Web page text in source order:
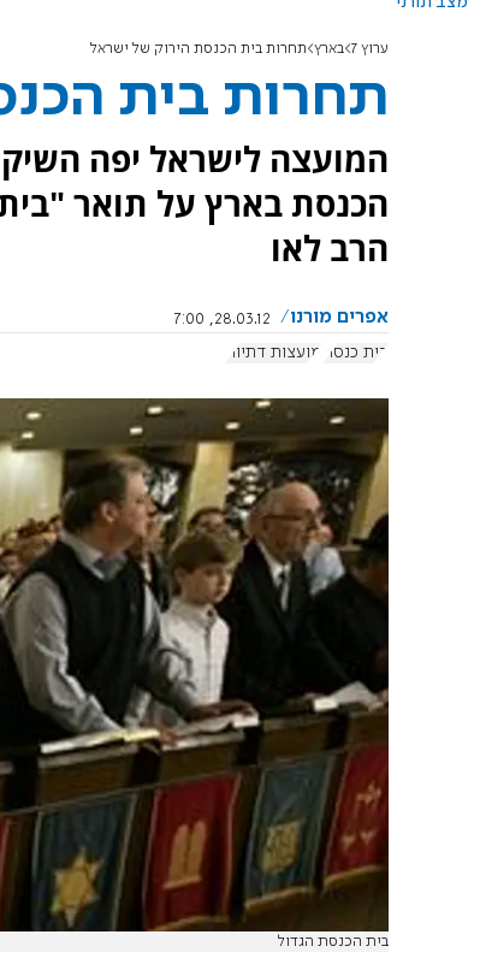
ערוץ 7 בארץ תחרות בית הכנסת הירוק של ישראל
תחרות בית
המועצה לישראל יפה
הכנסת בארץ על תואר
הרב לאו
אפרים מורנו
28.03.12, 7:00
בית כנסת
מועצות דתיות
בית הכנסת הגדול